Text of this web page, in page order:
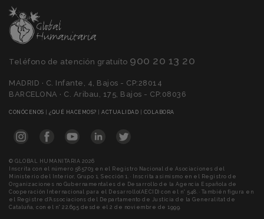
Teléfono de atención gratuíto 900 20 13 20
MADRID · C. Infante, 4, Bajos - CP:28014
BARCELONA · C. Aribau, 175, Bajos - CP:08036
CONÓCENOS (CURRENT)
¿QUÉ HACEMOS? (CURRENT)
ACTUALIDAD (CURRENT)
COLABORA(CURRENT)
© GLOBAL HUMANITARIA 2026
Inscrita con el número 585703 en el Registro Nacional de Asociaciones del
Ministerio del Interior, Grupo 1, Sección 1. · Inscrita asimismo en el Registro de
Organizaciones no Gubernamentales de Desarrollo de la Agencia Española de
Cooperación Internacional para el Desarrollo(AECID) con el n° 548. · También figura en
el Registre d'Associacions del Departamento de Justicia de la Generalitat de
Cataluña, con el n° 22.695 desde el 2 de noviembre de 1999.